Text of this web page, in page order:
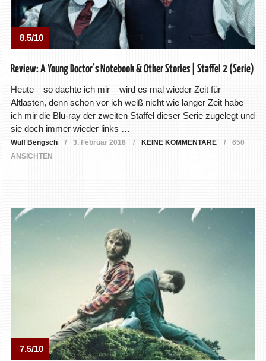
8.5/10
Review: A Young Doctor’s Notebook & Other Stories | Staffel 2 (Serie)
Heute – so dachte ich mir – wird es mal wieder Zeit für
Altlasten, denn schon vor ich weiß nicht wie langer Zeit habe
ich mir die Blu-ray der zweiten Staffel dieser Serie zugelegt und
sie doch immer wieder links …
Wulf Bengsch 3. Februar 2018 KEINE KOMMENTARE
650
ANSICHTEN
7.5/10